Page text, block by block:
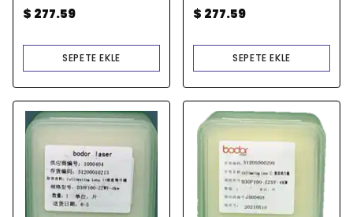
$ 277.59
SEPETE EKLE
$ 277.59
SEPETE EKLE